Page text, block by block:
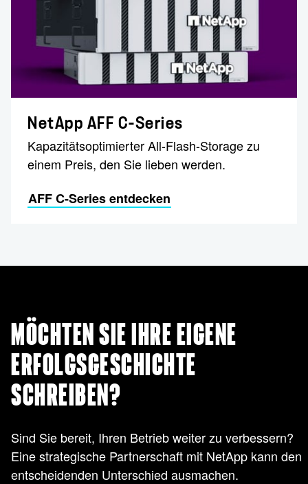
NetApp AFF C-Series
Kapazitätsoptimierter All-Flash-Storage zu
einem Preis, den Sie lieben werden.
AFF C-Series entdecken
MÖCHTEN SIE IHRE EIGENE
ERFOLGSGESCHICHTE
SCHREIBEN?
Sind Sie bereit, Ihren Betrieb weiter zu verbessern?
Eine strategische Partnerschaft mit NetApp kann den
entscheidenden Unterschied ausmachen.